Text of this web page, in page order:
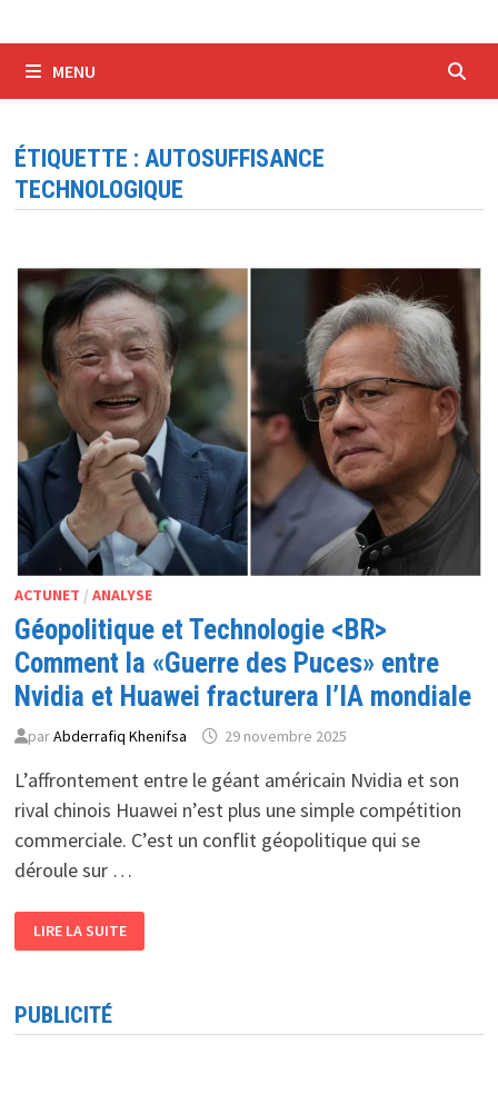
MENU
ÉTIQUETTE : AUTOSUFFISANCE
TECHNOLOGIQUE
ACTUNET / ANALYSE
Géopolitique et Technologie <BR>
Comment la «Guerre des Puces» entre
Nvidia et Huawei fracturera l’IA mondiale
parAbderrafiq Khenifsa 29 novembre 2025
L’affrontement entre le géant américain Nvidia et son
rival chinois Huawei n’est plus une simple compétition
commerciale. C’est un conflit géopolitique qui se
déroule sur …
ET
TECHNOLOGIE
«GUERRE
DES
LIRE LA SUITE
PUBLICITÉ